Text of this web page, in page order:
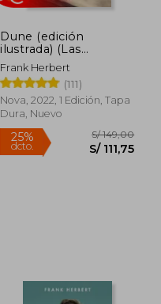
Dune (edición
ilustrada) (Las
crónicas de Dune 1)
Frank Herbert
(111)
Nova, 2022, 1 Edición, Tapa
Dura, Nuevo
25%
dcto.